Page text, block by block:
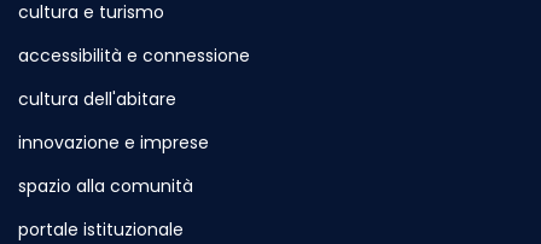
cultura e turismo
accessibilità e connessione
cultura dell'abitare
innovazione e imprese
spazio alla comunità
portale istituzionale